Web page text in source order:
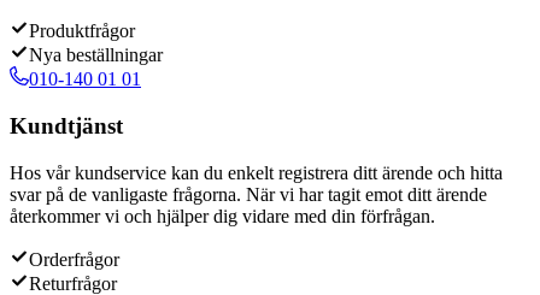
Produktfrågor
Nya beställningar
010-140 01 01
Kundtjänst
Hos vår kundservice kan du enkelt registrera ditt ärende och hitta
svar på de vanligaste frågorna. När vi har tagit emot ditt ärende
återkommer vi och hjälper dig vidare med din förfrågan.
Orderfrågor
Returfrågor